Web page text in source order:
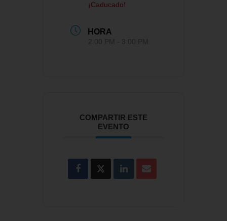
¡Caducado!
HORA
COMPARTIR ESTE
EVENTO